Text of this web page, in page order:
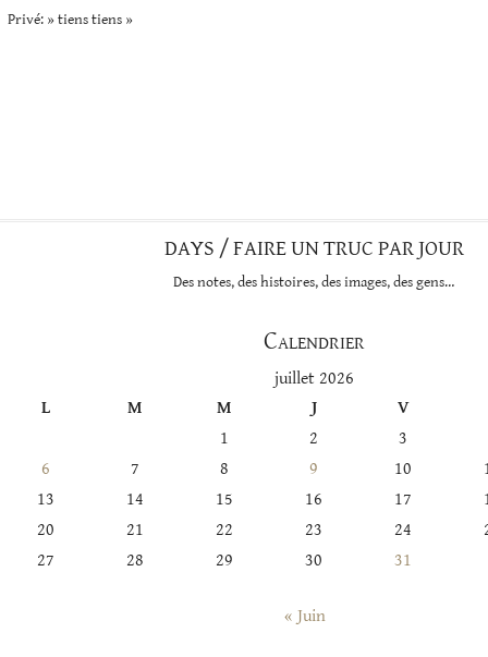
Privé: » tiens tiens »
DAYS / FAIRE UN TRUC PAR JOUR
Des notes, des histoires, des images, des gens…
Calendrier
juillet 2026
L
M M J
V
1
2
3
6
7 8 9 10
13
14 15 16 17
20
21 22 23 24
27
28 29 30 31
« Juin